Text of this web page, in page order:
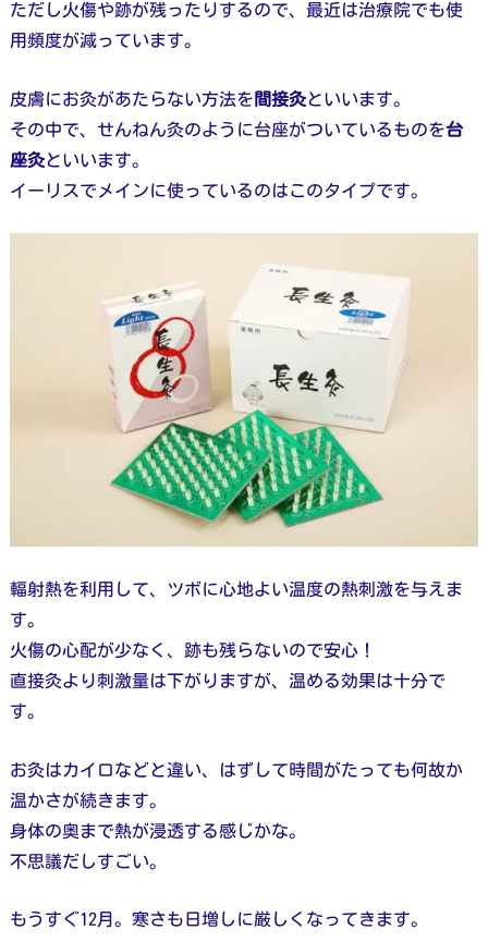
ただし火傷や跡が残ったりするので、最近は治療院でも使
用頻度が減っています。
皮膚にお灸があたらない方法を 間接灸といいます。
その中で、せんねん灸のように台座がついているものを台
座灸といいます。
イーリスでメインに使っているのはこのタイプです。
輻射熱を利用して、ツボに心地よい温度の熱刺激を与えま
す。
火傷の心配が少なく、跡も残らないので安心！
直接灸より刺激量は下がりますが、温める効果は十分で
す。
お灸はカイロなどと違い、はずして時間がたっても何故か
温かさが続きます。
身体の奥まで熱が浸透する感じかな。
不思議だしすごい。
もうすぐ12月。寒さも日増しに厳しくなってきます。